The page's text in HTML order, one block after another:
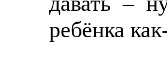
ребёнка